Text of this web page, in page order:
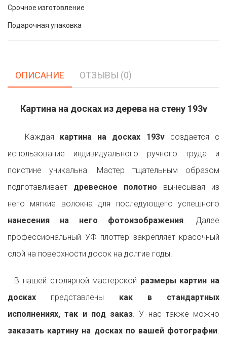
Срочное изготовление
Подарочная упаковка
ОПИСАНИЕ ОТЗЫВЫ (0)
Картина на досках из дерева на стену 193v
Каждая картина на досках 193vсоздается с
использование индивидуального ручного труда и
поистине уникальна. Мастер тщательным образом
подготавливает древесное полотно вычесывая из
него мягкие волокна для последующего успешного
нанесения на него фотоизображения. Далее
профессиональный УФ плоттер закрепляет красочный
слой на поверхности досок на долгие годы.
В нашей столярной мастерской размеры картин на
досках представлены как в стандартных
исполнениях, так и под заказ. У нас также можно
заказать картину на досках по вашей фотографии.